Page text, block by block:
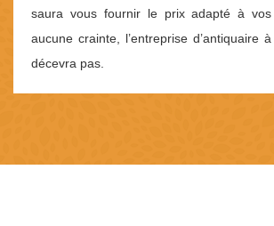
saura vous fournir le prix adapté à vos
aucune crainte, l’entreprise d’antiquaire
décevra pas.